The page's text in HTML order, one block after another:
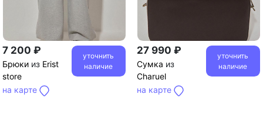
7 200 ₽
Брюки из Erist
store
на карте
уточнить
наличие
27 990 ₽
Сумка из
Charuel
на карте
уточнить
наличие